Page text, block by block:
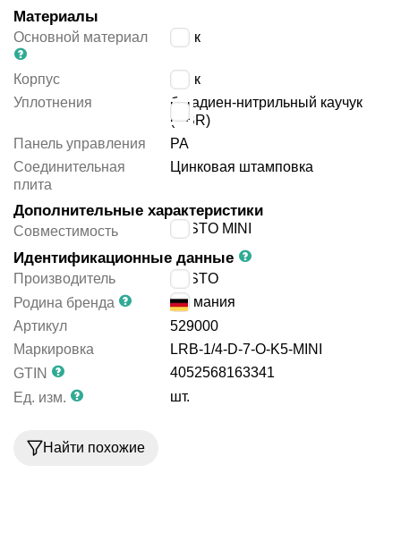
Материалы
Основной материал цинк
Корпус
цинк
Уплотнения
бутадиен-нитрильный каучук
(NBR)
Панель управления
PA
Соединительная
плита
Цинковая штамповка
Дополнительные характеристики
Совместимость FESTO MINI
Идентификационные данные
Производитель
FESTO
Родина бренда
Германия
Артикул
529000
Маркировка
LRB-1/4-D-7-O-K5-MINI
GTIN
4052568163341
Ед. изм.
шт.
Найти похожие